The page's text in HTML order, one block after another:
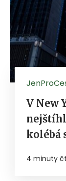
V New
kolébá
4 minuty